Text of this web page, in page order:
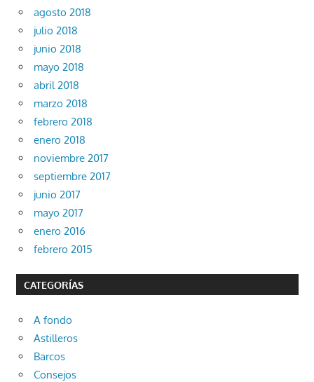
agosto 2018
julio 2018
junio 2018
mayo 2018
abril 2018
marzo 2018
febrero 2018
enero 2018
noviembre 2017
septiembre 2017
junio 2017
mayo 2017
enero 2016
febrero 2015
CATEGORÍAS
A fondo
Astilleros
Barcos
Consejos